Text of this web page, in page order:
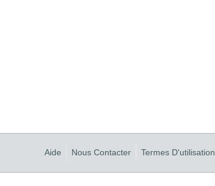
Aide Nous Contacter Termes D'utilisation